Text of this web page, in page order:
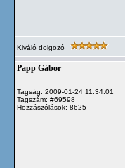
Kiváló dolgozó
Papp Gábor
Tagság: 2009-01-24 11:34:01
Tagszám: #69598
Hozzászólások: 8625